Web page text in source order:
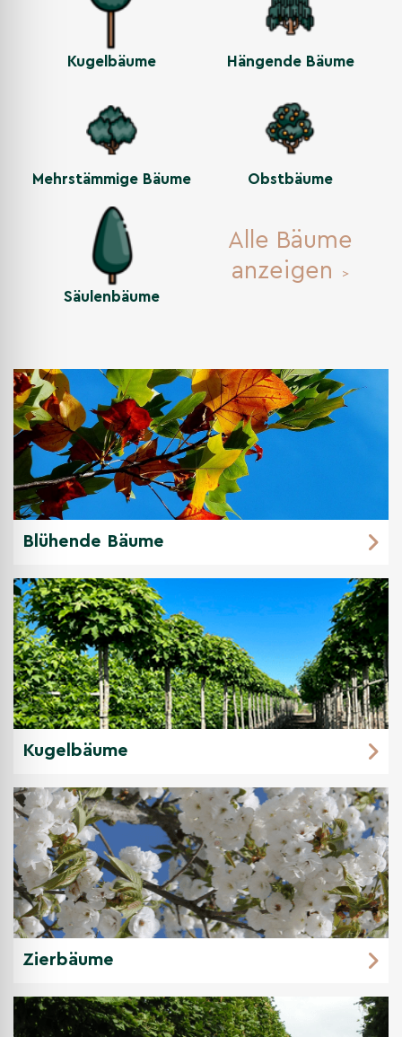
Kugelbäume Hängende Bäume
Mehrstämmige Bäume Obstbäume
Säulenbäume
Alle Bäume
anzeigen
Blühende Bäume
Kugelbäume
Zierbäume